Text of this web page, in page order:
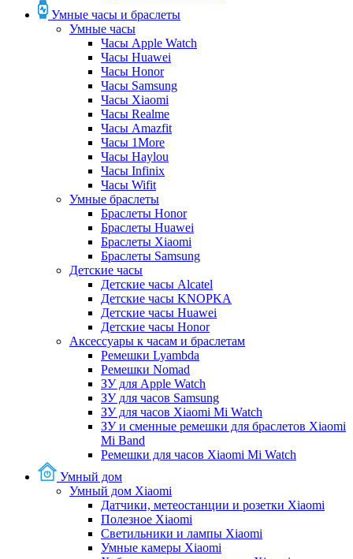
Умные часы и браслеты
Умные часы
Часы Apple Watch
Часы Huawei
Часы Honor
Часы Samsung
Часы Xiaomi
Часы Realme
Часы Amazfit
Часы 1More
Часы Haylou
Часы Infinix
Часы Wifit
Умные браслеты
Браслеты Honor
Браслеты Huawei
Браслеты Xiaomi
Браслеты Samsung
Детские часы
Детские часы Alcatel
Детские часы KNOPKA
Детские часы Huawei
Детские часы Honor
Аксессуары к часам и браслетам
Ремешки Lyambda
Ремешки Nomad
ЗУ для Apple Watch
ЗУ для часов Samsung
ЗУ для часов Xiaomi Mi Watch
ЗУ и сменные ремешки для браслетов Xiaomi
Mi Band
Ремешки для часов Xiaomi Mi Watch
Умный дом
Умный дом Xiaomi
Датчики, метеостанции и розетки Xiaomi
Полезное Xiaomi
Светильники и лампы Xiaomi
Умные камеры Xiaomi